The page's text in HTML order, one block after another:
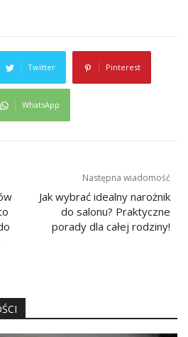
Twitter Pinterest
WhatsApp
Następna wiadomość
Jak wybrać idealny narożnik
do salonu? Praktyczne
porady dla całej rodziny!